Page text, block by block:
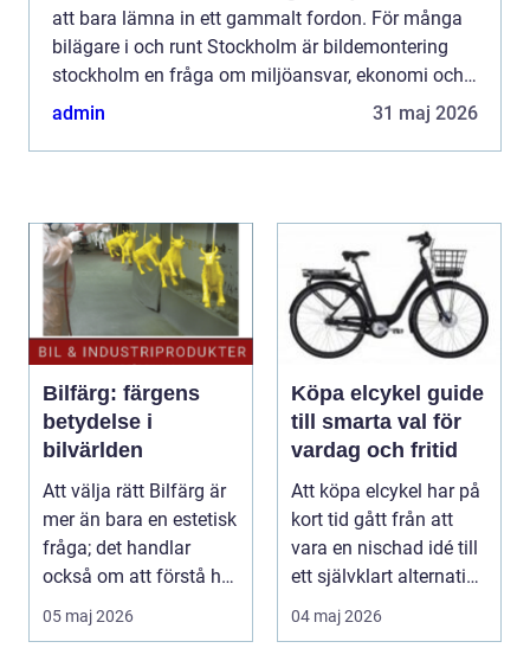
att bara lämna in ett gammalt fordon. För många
bilägare i och runt Stockholm är bildemontering
stockholm en fråga om miljöansvar, ekonomi och
säker hantering av farligt avfall. Genom att välja
admin 31 maj 2026
Bilfärg: färgens
betydelse i
bilvärlden
Att välja rätt Bilfärg är
mer än bara en estetisk
fråga; det handlar
också om att förstå hur
val av ...
05 maj 2026
Köpa elcykel guide
till smarta val för
vardag och fritid
Att köpa elcykel har på
kort tid gått från att
vara en nischad idé till
ett självklart alternativ
04 maj 2026